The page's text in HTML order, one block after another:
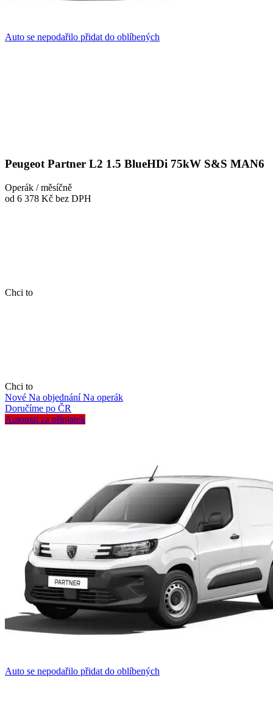
Auto se nepodařilo přidat do oblíbených
Peugeot Partner L2 1.5 BlueHDi 75kW S&S MAN6
Operák / měsíčně
od 6 378 Kč bez DPH
Chci to
Chci to
Nové Na objednáníNa operák
Doručíme po ČR
Automat za příplatek
Auto se nepodařilo přidat do oblíbených